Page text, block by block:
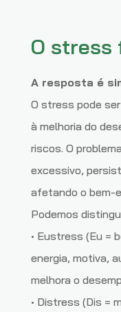
O stress
A resposta é
O stress pode
à melhoria do
riscos. O
excessivo,
afetando o bem-
Podemos
• Eustress (Eu =
energia, motiva,
melhora o
• Distress (Dis =